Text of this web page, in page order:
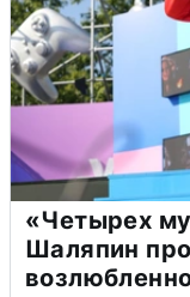
«Четырех
Шаляпин